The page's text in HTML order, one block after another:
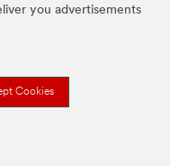
you advertisements
Cookies